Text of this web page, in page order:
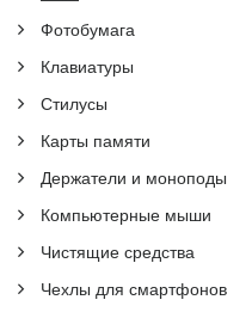
Фотобумага
Клавиатуры
Стилусы
Карты памяти
Держатели и моноподы
Компьютерные мыши
Чистящие средства
Чехлы для смартфонов